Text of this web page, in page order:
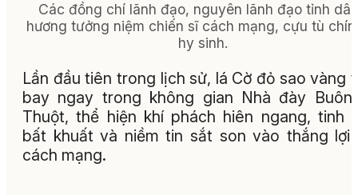
Các đồng chí lãnh đạo, nguyên lãnh đạo tỉnh
hương tưởng niệm chiến sĩ cách mạng, cựu tù
hy sinh.
Lần đầu tiên trong lịch sử, lá Cờ đỏ sao vàng
bay ngay trong không gian Nhà đày Buôn
Thuột, thể hiện khí phách hiên ngang, tinh
bất khuất và niềm tin sắt son vào thắng lợi
cách mạng.